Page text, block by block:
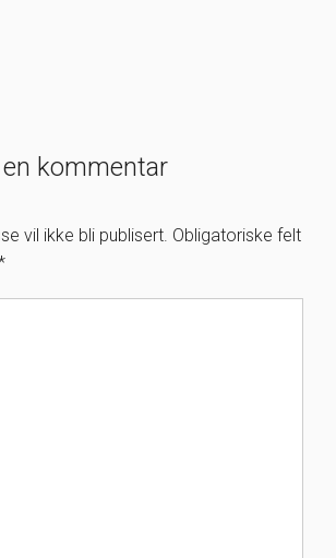
kommentar
vil ikke bli publisert. Obligatoriske felt